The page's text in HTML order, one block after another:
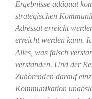
Ergebnisse adäquat
strategischen
Adressat erreicht
erreicht werden kann.
Alles, was falsch
verstanden. Und der
Zuhörenden darauf
Kommunikation